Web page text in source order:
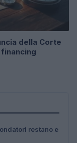
della Corte
restano e